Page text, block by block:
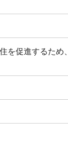
を促進するた